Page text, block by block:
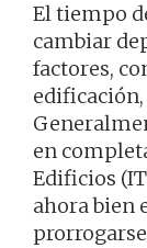
El tiempo
cambiar
factores,
en
Edificios
ahora bien